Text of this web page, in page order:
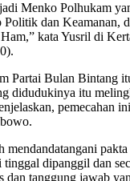
Menko Polhukam
dan Keamanan,
kata Yusril di
Partai Bulan Bintang
didudukinya itu
pemecahan
mendandatangani
dipanggil dan
dan tanggung jawab